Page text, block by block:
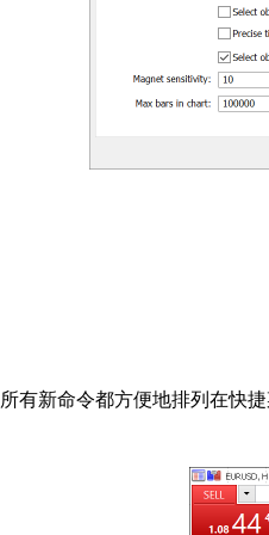
所有新命令都方便地排列在快